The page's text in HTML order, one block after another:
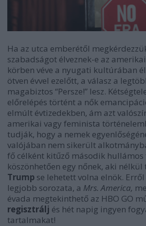
Ha az utca emberétől
szabadságot élveznek-e az
körben véve a nyugati kultúrában
ötven évvel ezelőtt, a válasz a
magabiztos “Persze!” lesz.
előrelépés történt a nők
elmúlt évtizedekben, ám azt
amerikai vagy feminista
tudják, hogy a nemek
valójában nem sikerült
fő célként kitűző második
köszönhetően egy nőnek, aki nélkül
Trump se lehetett volna elnök.
legjobb sorozata, a Mrs. America,
évada megtekinthető az HBO GO
regisztrálj és hét napig ingyen
tartalmakat!